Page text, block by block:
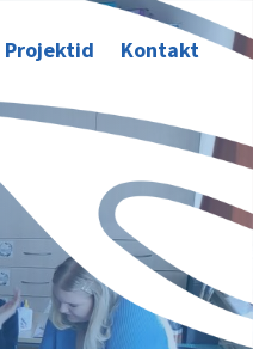
Projektid Kontakt